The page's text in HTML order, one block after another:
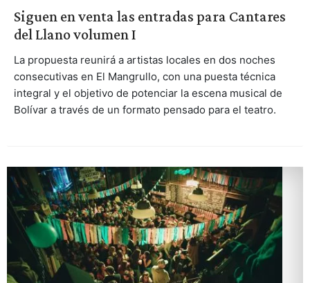
Siguen en venta las entradas para Cantares
del Llano volumen I
La propuesta reunirá a artistas locales en dos noches
consecutivas en El Mangrullo, con una puesta técnica
integral y el objetivo de potenciar la escena musical de
Bolívar a través de un formato pensado para el teatro.